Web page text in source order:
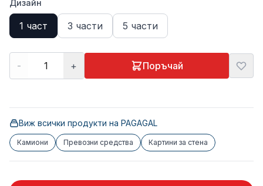
Дизайн
1 част 3 части 5 части
- + Поръчай
Виж всички продукти на PAGAGAL
Камиони Превозни средства Картини за стена